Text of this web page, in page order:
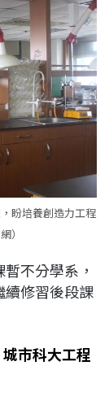
盼培養創造力工程
）
不分學系，
續修習後段課
市科大工程